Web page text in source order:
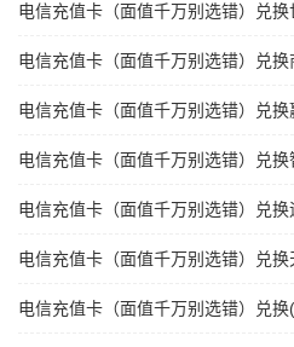
电信充值卡（面值千万别选错）兑换
电信充值卡（面值千万别选错）兑换
电信充值卡（面值千万别选错）兑
电信充值卡（面值千万别选错）兑换
电信充值卡（面值千万别选错）兑
电信充值卡（面值千万别选错）兑换
电信充值卡（面值千万别选错）兑